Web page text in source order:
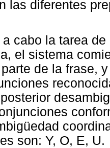
las diferentes
a cabo la tarea
el sistema
de la frase,
son: Y, O, E, U.